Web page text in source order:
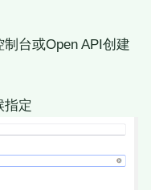
台或Open API创建
指定